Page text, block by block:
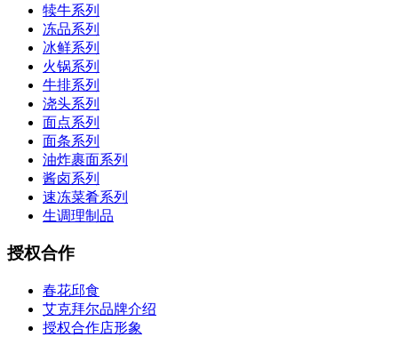
犊牛系列
冻品系列
冰鲜系列
火锅系列
牛排系列
浇头系列
面点系列
面条系列
油炸裹面系列
酱卤系列
速冻菜肴系列
生调理制品
授权合作
春花邱食
艾克拜尔品牌介绍
授权合作店形象